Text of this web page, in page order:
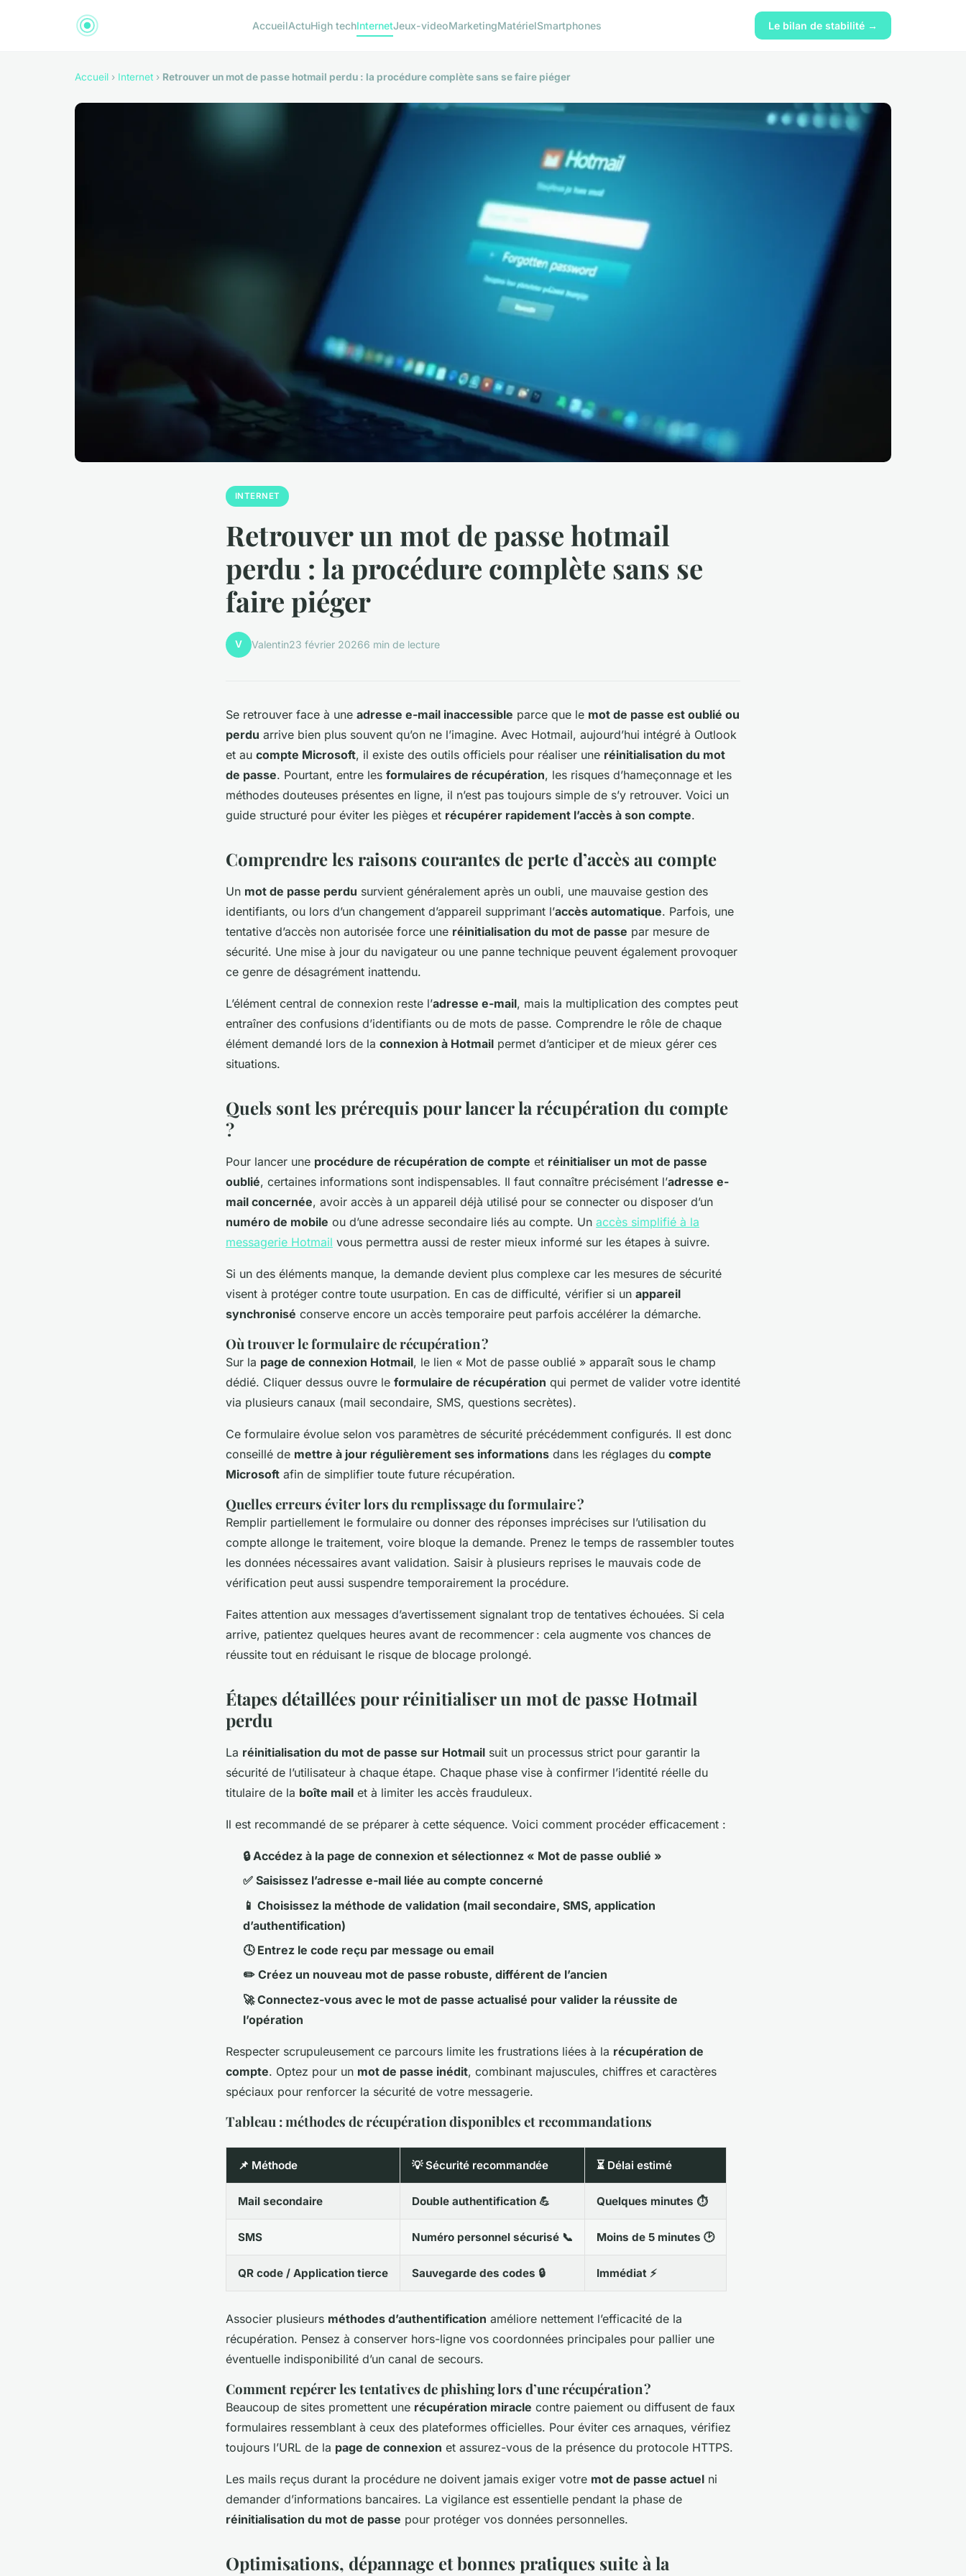
AccueilActuHigh techInternetJeux-videoMarketingMatérielSmartphones Le bilan de stabilité →
Accueil › Internet › Retrouver un mot de passe hotmail perdu : la procédure complète sans se faire piéger
INTERNET
Retrouver un mot de passe hotmail
perdu : la procédure complète sans se
faire piéger
V Valentin23 février 20266 min de lecture
Se retrouver face à une adresse e-mail inaccessible parce que le mot de passe est oublié ou
perdu arrive bien plus souvent qu’on ne l’imagine. Avec Hotmail, aujourd’hui intégré à Outlook
et au compte Microsoft, il existe des outils officiels pour réaliser une réinitialisation du mot
de passe. Pourtant, entre les formulaires de récupération, les risques d’hameçonnage et les
méthodes douteuses présentes en ligne, il n’est pas toujours simple de s’y retrouver. Voici un
guide structuré pour éviter les pièges et récupérer rapidement l’accès à son compte.
Comprendre les raisons courantes de perte d’accès au compte
Un mot de passe perdu survient généralement après un oubli, une mauvaise gestion des
identifiants, ou lors d’un changement d’appareil supprimant l’accès automatique. Parfois, une
tentative d’accès non autorisée force une réinitialisation du mot de passe par mesure de
sécurité. Une mise à jour du navigateur ou une panne technique peuvent également provoquer
ce genre de désagrément inattendu.
L’élément central de connexion reste l’adresse e-mail, mais la multiplication des comptes peut
entraîner des confusions d’identifiants ou de mots de passe. Comprendre le rôle de chaque
élément demandé lors de la connexion à Hotmail permet d’anticiper et de mieux gérer ces
situations.
Quels sont les prérequis pour lancer la récupération du compte
?
Pour lancer une procédure de récupération de compte et réinitialiser un mot de passe
oublié, certaines informations sont indispensables. Il faut connaître précisément l’adresse e-
mail concernée, avoir accès à un appareil déjà utilisé pour se connecter ou disposer d’un
numéro de mobile ou d’une adresse secondaire liés au compte. Un accès simplifié à la
messagerie Hotmail vous permettra aussi de rester mieux informé sur les étapes à suivre.
Si un des éléments manque, la demande devient plus complexe car les mesures de sécurité
visent à protéger contre toute usurpation. En cas de difficulté, vérifier si un appareil
synchronisé conserve encore un accès temporaire peut parfois accélérer la démarche.
Où trouver le formulaire de récupération ?
Sur la page de connexion Hotmail, le lien « Mot de passe oublié » apparaît sous le champ
dédié. Cliquer dessus ouvre le formulaire de récupération qui permet de valider votre identité
via plusieurs canaux (mail secondaire, SMS, questions secrètes).
Ce formulaire évolue selon vos paramètres de sécurité précédemment configurés. Il est donc
conseillé de mettre à jour régulièrement ses informations dans les réglages du compte
Microsoft afin de simplifier toute future récupération.
Quelles erreurs éviter lors du remplissage du formulaire ?
Remplir partiellement le formulaire ou donner des réponses imprécises sur l’utilisation du
compte allonge le traitement, voire bloque la demande. Prenez le temps de rassembler toutes
les données nécessaires avant validation. Saisir à plusieurs reprises le mauvais code de
vérification peut aussi suspendre temporairement la procédure.
Faites attention aux messages d’avertissement signalant trop de tentatives échouées. Si cela
arrive, patientez quelques heures avant de recommencer : cela augmente vos chances de
réussite tout en réduisant le risque de blocage prolongé.
Étapes détaillées pour réinitialiser un mot de passe Hotmail
perdu
La réinitialisation du mot de passe sur Hotmail suit un processus strict pour garantir la
sécurité de l’utilisateur à chaque étape. Chaque phase vise à confirmer l’identité réelle du
titulaire de la boîte mail et à limiter les accès frauduleux.
Il est recommandé de se préparer à cette séquence. Voici comment procéder efficacement :
🔒 Accédez à la page de connexion et sélectionnez « Mot de passe oublié »
✅ Saisissez l’adresse e-mail liée au compte concerné
📱 Choisissez la méthode de validation (mail secondaire, SMS, application
d’authentification)
🕓 Entrez le code reçu par message ou email
✏️ Créez un nouveau mot de passe robuste, différent de l’ancien
🚀 Connectez-vous avec le mot de passe actualisé pour valider la réussite de
l’opération
Respecter scrupuleusement ce parcours limite les frustrations liées à la récupération de
compte. Optez pour un mot de passe inédit, combinant majuscules, chiffres et caractères
spéciaux pour renforcer la sécurité de votre messagerie.
Tableau : méthodes de récupération disponibles et recommandations
📌 Méthode 💡 Sécurité recommandée ⏳ Délai estimé
Mail secondaire Double authentification 💪 Quelques minutes ⏱️
SMS Numéro personnel sécurisé 📞 Moins de 5 minutes 🕑
QR code / Application tierce Sauvegarde des codes 🔒 Immédiat ⚡
Associer plusieurs méthodes d’authentification améliore nettement l’efficacité de la
récupération. Pensez à conserver hors-ligne vos coordonnées principales pour pallier une
éventuelle indisponibilité d’un canal de secours.
Comment repérer les tentatives de phishing lors d’une récupération ?
Beaucoup de sites promettent une récupération miracle contre paiement ou diffusent de faux
formulaires ressemblant à ceux des plateformes officielles. Pour éviter ces arnaques, vérifiez
toujours l’URL de la page de connexion et assurez-vous de la présence du protocole HTTPS.
Les mails reçus durant la procédure ne doivent jamais exiger votre mot de passe actuel ni
demander d’informations bancaires. La vigilance est essentielle pendant la phase de
réinitialisation du mot de passe pour protéger vos données personnelles.
Optimisations, dépannage et bonnes pratiques suite à la